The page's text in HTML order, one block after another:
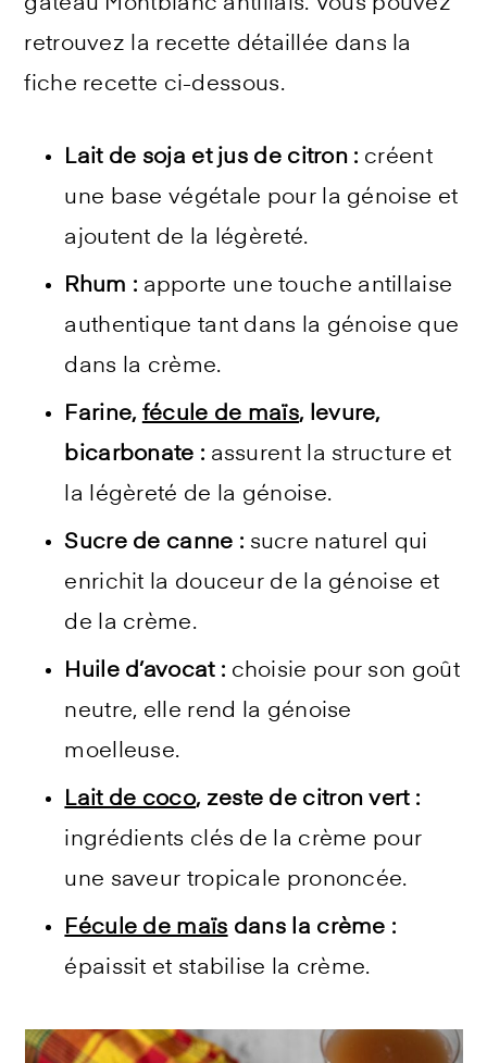
gâteau Montblanc antillais. Vous pouvez
retrouvez la recette détaillée dans la
fiche recette ci-dessous.
Lait de soja et jus de citron : créent
une base végétale pour la génoise et
ajoutent de la légèreté.
Rhum : apporte une touche antillaise
authentique tant dans la génoise que
dans la crème.
Farine, fécule de maïs, levure,
bicarbonate : assurent la structure et
la légèreté de la génoise.
Sucre de canne : sucre naturel qui
enrichit la douceur de la génoise et
de la crème.
Huile d’avocat : choisie pour son goût
neutre, elle rend la génoise
moelleuse.
Lait de coco, zeste de citron vert :
ingrédients clés de la crème pour
une saveur tropicale prononcée.
Fécule de maïs dans la crème :
épaissit et stabilise la crème.